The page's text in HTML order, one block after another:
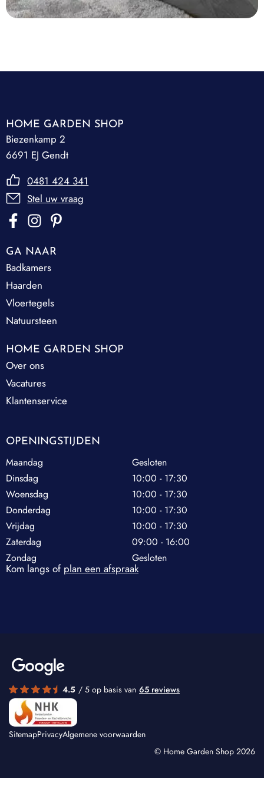
HOME GARDEN SHOP
Biezenkamp 2
6691 EJ Gendt
0481 424 341
Stel uw vraag
GA NAAR
Badkamers
Haarden
Vloertegels
Natuursteen
HOME GARDEN SHOP
Over ons
Vacatures
Klantenservice
OPENINGSTIJDEN
Maandag
Gesloten
Dinsdag
10:00 - 17:30
Woensdag
10:00 - 17:30
Donderdag
10:00 - 17:30
Vrijdag
10:00 - 17:30
Zaterdag
09:00 - 16:00
Zondag
Gesloten
Kom langs of plan een afspraak
4.5 / 5 op basis van 65 reviews
SitemapPrivacyAlgemene voorwaarden
© Home Garden Shop 2026